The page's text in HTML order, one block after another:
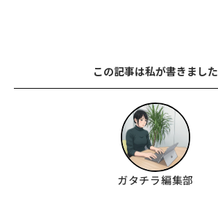
この記事は私が書きました
ガタチラ編集部